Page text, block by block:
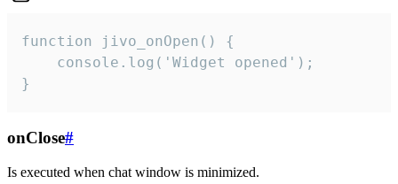
function jivo_onOpen() {
    console.log('Widget opened');
}
onClose#
Is executed when chat window is minimized.